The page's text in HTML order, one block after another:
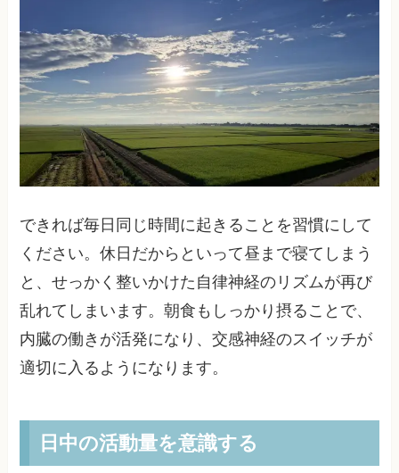
できれば毎日同じ時間に起きることを習慣にして
ください。休日だからといって昼まで寝てしまう
と、せっかく整いかけた自律神経のリズムが再び
乱れてしまいます。朝食もしっかり摂ることで、
内臓の働きが活発になり、交感神経のスイッチが
適切に入るようになります。
日中の活動量を意識する